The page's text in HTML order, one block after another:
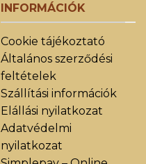
INFORMÁCIÓK
Cookie tájékoztató
Általános szerződési
feltételek
Szállítási információk
Elállási nyilatkozat
Adatvédelmi
nyilatkozat